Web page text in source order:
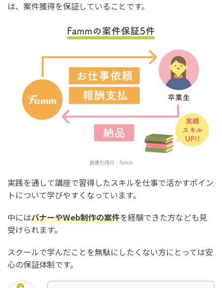
由は？
Famm(ファム)の評判・口コミの回答者の統計情報
Famm(ファム)の口コミ回答者の男女比分布
Famm(ファム)の口コミ回答者の年齢分布
Famm(ファム)の口コミ回答者の受講生の業界分布
Famm(ファム)の口コミ回答者の受講生の職種分布
Famm(ファム)の口コミ回答者の受講期間分布
まとめ：Famm(ファム)Webデザイナースクールの評
判・口コミ(273件)【料金や稼ぎ方も解説】
は、案件獲得を保証していることです。
画像引用元： famm
実践を通して講座で習得したスキルを仕事で活かすポイン
トについて学びやすくなっています。
中にはバナーやWeb制作の案件を経験できた方なども見
受けられます。
スクールで学んだことを無駄にしたくない方にとっては安
心の保証体制です。